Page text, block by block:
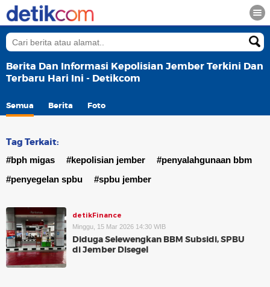
Berita Dan Informasi Kepolisian Jember Terkini Dan
Terbaru Hari Ini - Detikcom
Semua Berita Foto
Tag Terkait:
#bph migas #kepolisian jember
#penyalahgunaan bbm
#penyegelan spbu
#spbu jember
detikFinance
Minggu, 15 Mar 2026 14:30 WIB
Diduga Selewengkan BBM Subsidi, SPBU
di Jember Disegel